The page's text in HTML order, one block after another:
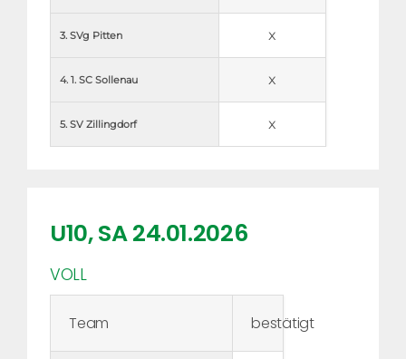
3. SVg Pitten x
4. 1. SC Sollenau x
5. SV Zillingdorf x
U10, SA 24.01.2026
VOLL
Team bestätigt